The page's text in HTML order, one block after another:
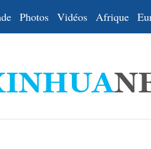
Photos Vidéos Afrique